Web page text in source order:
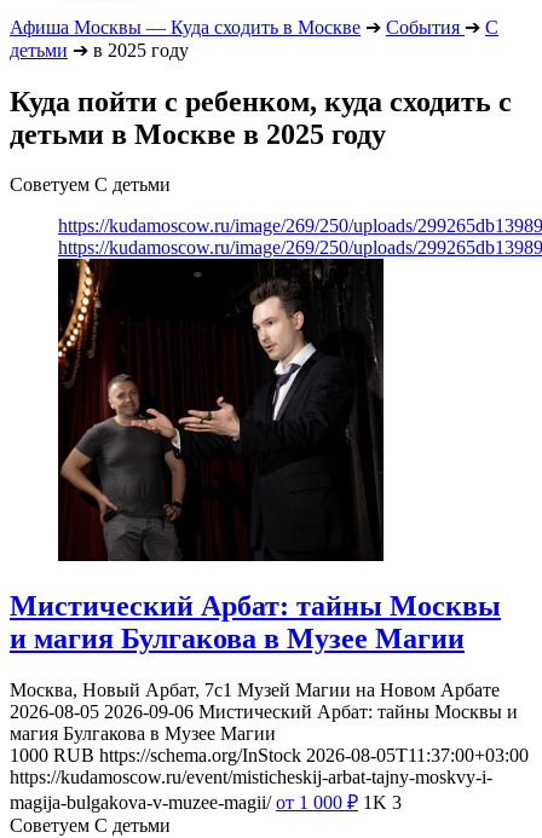
Афиша Москвы — Куда сходить в Москве ➔ События ➔ С
детьми ➔ в 2025 году
Куда пойти с ребенком, куда сходить с
детьми в Москве в 2025 году
Советуем С детьми
https://kudamoscow.ru/image/269/250/uploads/
https://kudamoscow.ru/image/269/250/uploads/
Мистический Арбат: тайны Москвы
и магия Булгакова в Музее Магии
Москва, Новый Арбат, 7с1 Музей Магии на Новом Арбате
2026-08-05 2026-09-06 Мистический Арбат: тайны Москвы и
магия Булгакова в Музее Магии
1000 RUB https://schema.org/InStock 2026-08-05T11:37:00+03:00
https://kudamoscow.ru/event/misticheskij-arbat-tajny-moskvy-i-
magija-bulgakova-v-muzee-magii/ от 1 000 ₽ 1K 3
Советуем С детьми